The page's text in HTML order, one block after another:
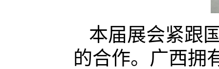
本届展会紧跟
的合作。广西拥